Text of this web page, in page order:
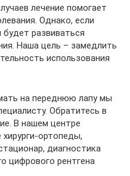
лечение помогает
Однако, если
развиваться
Наша цель – замедлить
использования
на переднюю лапу мы
Обратитесь в
В нашем центре
ортопеды,
диагностика
цифрового рентгена